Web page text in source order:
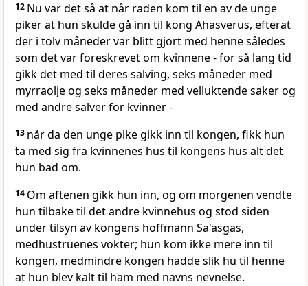
12 Nu var det så at når raden kom til en av de unge
piker at hun skulde gå inn til kong Ahasverus, efterat
der i tolv måneder var blitt gjort med henne således
som det var foreskrevet om kvinnene - for så lang tid
gikk det med til deres salving, seks måneder med
myrraolje og seks måneder med velluktende saker og
med andre salver for kvinner -
13 når da den unge pike gikk inn til kongen, fikk hun
ta med sig fra kvinnenes hus til kongens hus alt det
hun bad om.
14 Om aftenen gikk hun inn, og om morgenen vendte
hun tilbake til det andre kvinnehus og stod siden
under tilsyn av kongens hoffmann Sa'asgas,
medhustruenes vokter; hun kom ikke mere inn til
kongen, medmindre kongen hadde slik hu til henne
at hun blev kalt til ham med navns nevnelse.